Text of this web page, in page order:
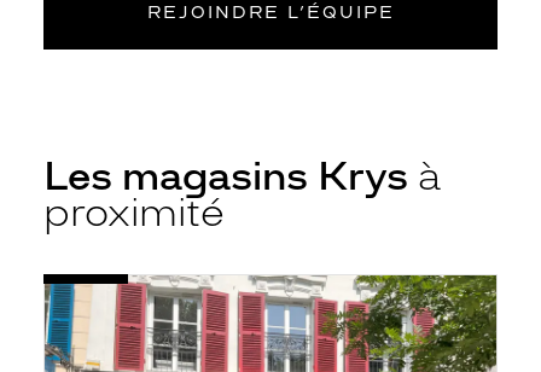
REJOINDRE L’ÉQUIPE
Les magasins Krys à
proximité
Opticien
Rueil-
Malmaison
Voir
la
fiche